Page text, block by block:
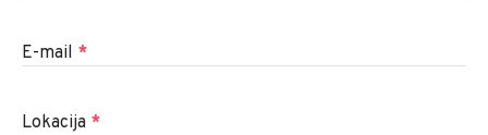
E-mail *
Lokacija *